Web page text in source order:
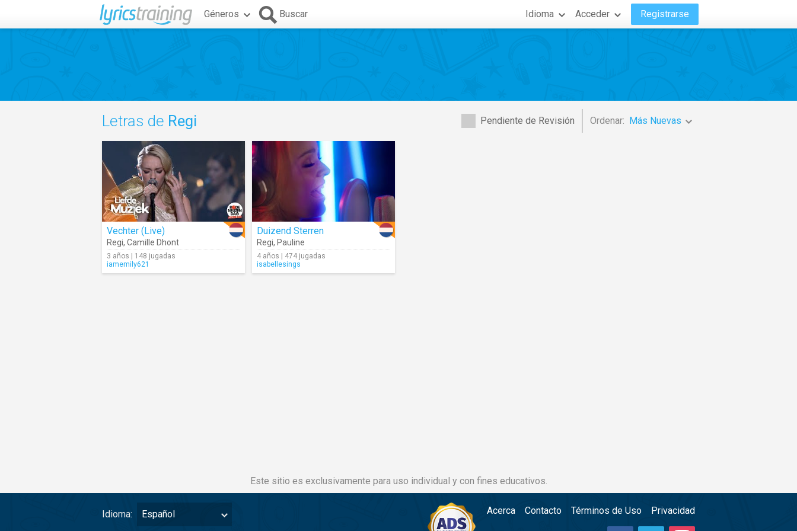
Géneros Buscar Idioma Acceder Registrarse
Pendiente de Revisión Ordenar: Más Nuevas
Letras de Regi
Vechter (Live)
Regi, Camille Dhont
3 años | 148 jugadas
iamemily621
Duizend Sterren
Regi, Pauline
4 años | 474 jugadas
isabellesings
Este sitio es exclusivamente para uso individual y con fines educativos.
Idioma: Español Acerca Contacto Términos de Uso Privacidad